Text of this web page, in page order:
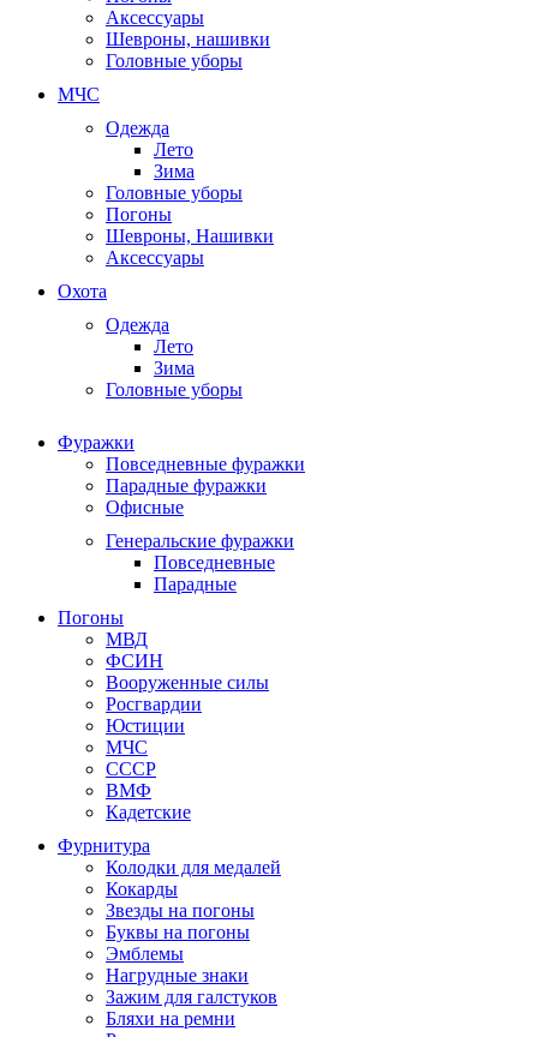
Аксессуары
Шевроны, нашивки
Головные уборы
МЧС
Одежда
Лето
Зима
Головные уборы
Погоны
Шевроны, Нашивки
Аксессуары
Охота
Одежда
Лето
Зима
Головные уборы
Фуражки
Повседневные фуражки
Парадные фуражки
Офисные
Генеральские фуражки
Повседневные
Парадные
Погоны
МВД
ФСИН
Вооруженные силы
Росгвардии
Юстиции
МЧС
СССР
ВМФ
Кадетские
Фурнитура
Колодки для медалей
Кокарды
Звезды на погоны
Буквы на погоны
Эмблемы
Нагрудные знаки
Зажим для галстуков
Бляхи на ремни